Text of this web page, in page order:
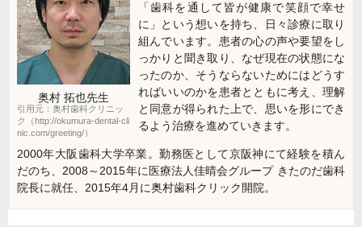
奥村 拓也先生
引用元：奥村歯科クリニッ
ク（http://okumura-dental-cli
nic.com/greeting/）
「歯科を通して皆が健康で笑顔で幸せ
に」という想いを持ち、日々診療に取り
組んでいます。患者の心の声や要望をし
っかりと聞き取り、なぜ現在の状態にな
ったのか、そうならないためにはどうす
ればいいのかを患者とともに考え、理解
と同意が得られた上で、思いを形にでき
るよう治療を進めていきます。
2000年大阪歯科大学卒業。勤務医として京阪神にて経験を積ん
だのち、2008～2015年に医療法人佳晴会グループ きたのだ歯科
院長に就任、2015年4月に奥村歯科クリック開院。